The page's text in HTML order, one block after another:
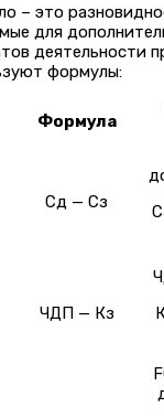
– это
для
деятельности
формулы:
Формула
Сд — Сз
ЧДП — Кз